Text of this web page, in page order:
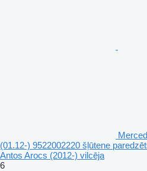
(01.12-) 9522002220 šļūtene
Antos Arocs (2012-) vilcēja
6